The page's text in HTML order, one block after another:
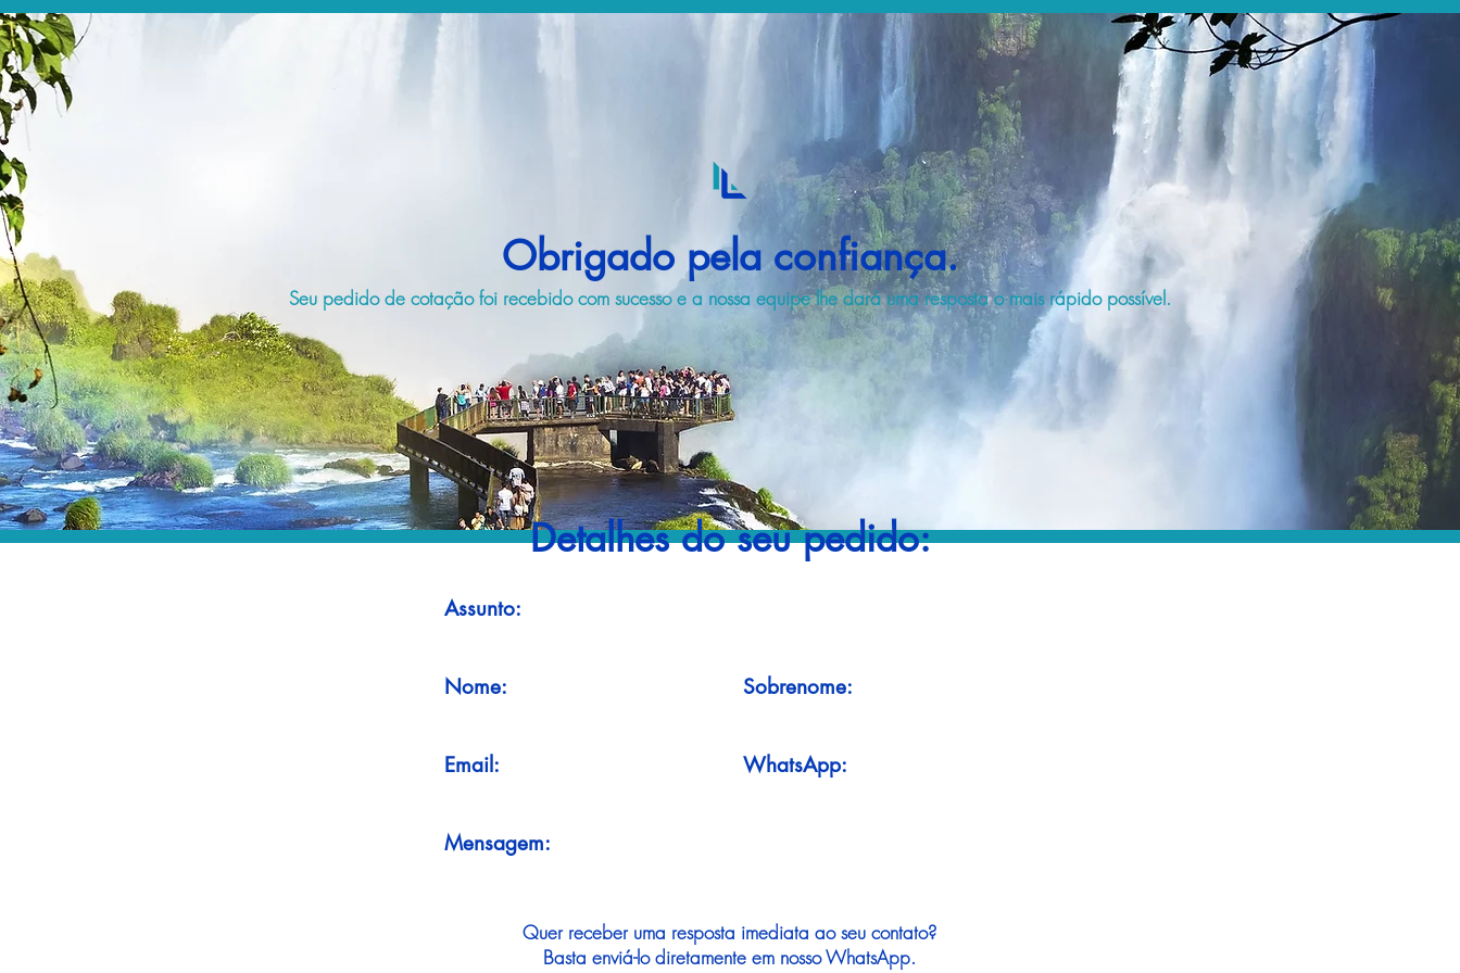
Obrigado pela confiança.
Seu pedido de cotação foi recebido com sucesso e a nossa equipe lhe dará uma resposta o mais rápido possível.
Detalhes do seu pedido:
Assunto:
Nome: Sobrenome:
Email: WhatsApp:
Mensagem:
Quer receber uma resposta imediata ao seu contato?
Basta enviá-lo diretamente em nosso WhatsApp.